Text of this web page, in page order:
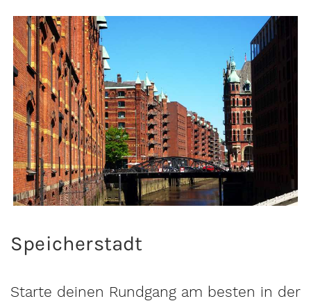
Speicherstadt
Starte deinen Rundgang am besten in der